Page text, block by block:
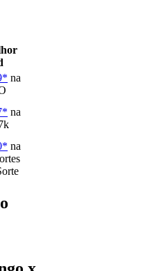
na
na
na